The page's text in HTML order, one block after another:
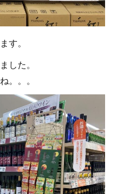
す。
した。
。。。